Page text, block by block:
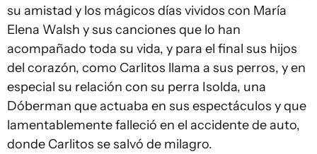
su amistad y los mágicos días vividos con María
Elena Walsh y sus canciones que lo han
acompañado toda su vida, y para el final sus hijos
del corazón, como Carlitos llama a sus perros, y en
especial su relación con su perra Isolda, una
Dóberman que actuaba en sus espectáculos y que
lamentablemente falleció en el accidente de auto,
donde Carlitos se salvó de milagro.